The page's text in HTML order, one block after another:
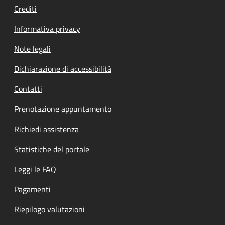
Crediti
Informativa privacy
Note legali
Dichiarazione di accessibilità
Contatti
Prenotazione appuntamento
Richiedi assistenza
Statistiche del portale
Leggi le FAQ
Pagamenti
Riepilogo valutazioni